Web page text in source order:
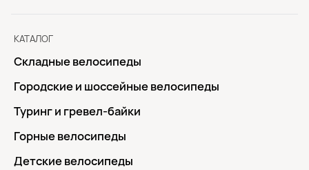
КАТАЛОГ
Складные велосипеды
Городские и шоссейные велосипеды
Туринг и гревел-байки
Горные велосипеды
Детские велосипеды